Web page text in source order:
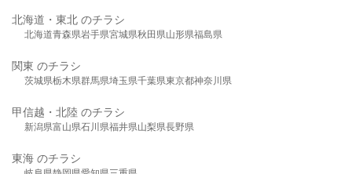
北海道・東北 のチラシ
北海道青森県岩手県宮城県秋田県山形県福島県
関東 のチラシ
茨城県栃木県群馬県埼玉県千葉県東京都神奈川県
甲信越・北陸 のチラシ
新潟県富山県石川県福井県山梨県長野県
東海 のチラシ